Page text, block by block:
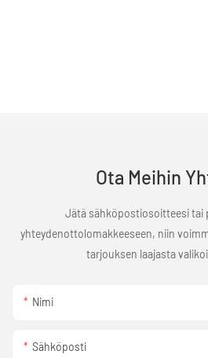
Ota Meihin
Jätä sähköpostiosoitteesi tai
yhteydenottolomakkeeseen, niin
tarjouksen laajasta
Nimi
Sähköposti